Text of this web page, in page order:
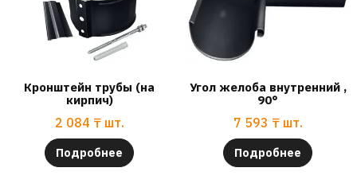
Кронштейн трубы (на
кирпич)
2 084 ₸ шт.
Подробнее
Угол желоба внутренний ,
90°
7 593 ₸ шт.
Подробнее